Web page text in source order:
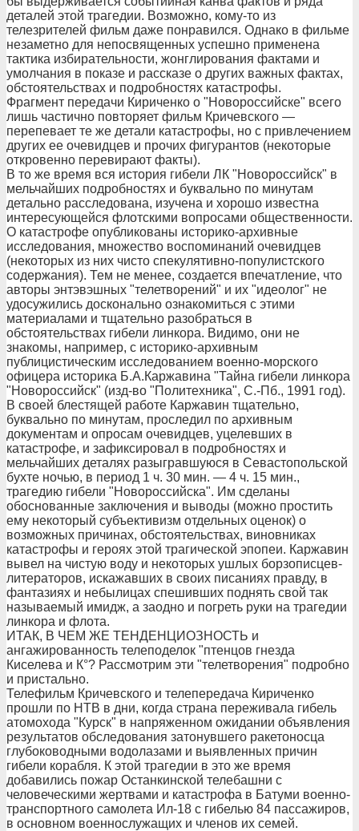
деталей этой трагедии. Возможно, кому-то из
телезрителей фильм даже понравился. Однако в фильме
незаметно для непосвященных успешно применена
тактика избирательности, жонглирования фактами и
умолчания в показе и рассказе о других важных фактах,
обстоятельствах и подробностях катастрофы.
Фрагмент передачи Кириченко о "Новороссийске" всего
лишь частично повторяет фильм Кричевского —
перепевает те же детали катастрофы, но с привлечением
других ее очевидцев и прочих фигурантов (некоторые
откровенно перевирают факты).
В то же время вся история гибели ЛК "Новороссийск" в
мельчайших подробностях и буквально по минутам
детально расследована, изучена и хорошо известна
интересующейся флотскими вопросами общественности.
О катастрофе опубликованы историко-архивные
исследования, множество воспоминаний очевидцев
(некоторых из них чисто спекулятивно-популистского
содержания). Тем не менее, создается впечатление, что
авторы энтэвэшных "телетворений" и их "идеолог" не
удосужились досконально ознакомиться с этими
материалами и тщательно разобраться в
обстоятельствах гибели линкора. Видимо, они не
знакомы, например, с историко-архивным
публицистическим исследованием военно-морского
офицера историка Б.А.Каржавина "Тайна гибели линкора
"Новороссийск" (изд-во "Политехника", С.-Пб., 1991 год).
В своей блестящей работе Каржавин тщательно,
буквально по минутам, проследил по архивным
документам и опросам очевидцев, уцелевших в
катастрофе, и зафиксировал в подробностях и
мельчайших деталях разыгравшуюся в Севастопольской
бухте ночью, в период 1 ч. 30 мин. — 4 ч. 15 мин.,
трагедию гибели "Новороссийска". Им сделаны
обоснованные заключения и выводы (можно простить
ему некоторый субъективизм отдельных оценок) о
возможных причинах, обстоятельствах, виновниках
катастрофы и героях этой трагической эпопеи. Каржавин
вывел на чистую воду и некоторых ушлых борзописцев-
литераторов, искажавших в своих писаниях правду, в
фантазиях и небылицах спешивших поднять свой так
называемый имидж, а заодно и погреть руки на трагедии
линкора и флота.
ИТАК, В ЧЕМ ЖЕ ТЕНДЕНЦИОЗНОСТЬ и
ангажированность телеподелок "птенцов гнезда
Киселева и К°? Рассмотрим эти "телетворения" подробно
и пристально.
Телефильм Кричевского и телепередача Кириченко
прошли по НТВ в дни, когда страна переживала гибель
атомохода "Курск" в напряженном ожидании объявления
результатов обследования затонувшего ракетоносца
глубоководными водолазами и выявленных причин
гибели корабля. К этой трагедии в это же время
добавились пожар Останкинской телебашни с
человеческими жертвами и катастрофа в Батуми военно-
транспортного самолета Ил-18 с гибелью 84 пассажиров,
в основном военнослужащих и членов их семей.